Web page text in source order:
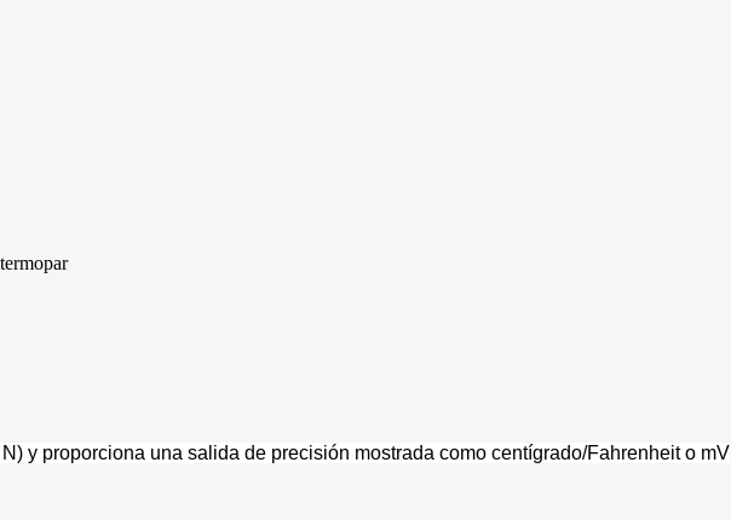
y proporciona una salida de precisión mostrada como centígrado/Fahrenheit o mV